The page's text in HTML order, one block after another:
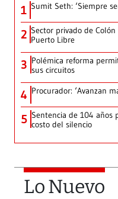
1 Sumit Seth: ‘Siempre
2 Sector privado de
Puerto Libre
3 Polémica reforma
sus circuitos
4 Procurador: ‘Avanzan
5 Sentencia de 104 años
costo del silencio
Lo Nuevo